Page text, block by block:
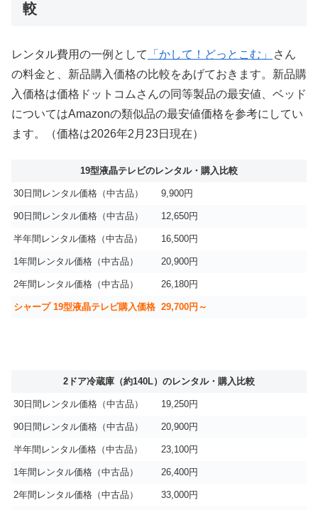
較
レンタル費用の一例として 「かして！どっとこむ」
さん
の料金と、新品購入価格の比較をあげておきます。新品購
入価格は価格ドットコムさんの同等製品の最安値、ベッド
についてはAmazonの類似品の最安値価格を参考にしてい
ます。（価格は2026年2月23日現在）
19型液晶テレビのレンタル・購入比較
30日間レンタル価格（中古品） 9,900円
90日間レンタル価格（中古品） 12,650円
半年間レンタル価格（中古品） 16,500円
1年間レンタル価格（中古品） 20,900円
2年間レンタル価格（中古品） 26,180円
シャープ 19型液晶テレビ購入価格 29,700円～
2ドア冷蔵庫（約140L）のレンタル・購入比較
30日間レンタル価格（中古品） 19,250円
90日間レンタル価格（中古品） 20,900円
半年間レンタル価格（中古品） 23,100円
1年間レンタル価格（中古品） 26,400円
2年間レンタル価格（中古品） 33,000円